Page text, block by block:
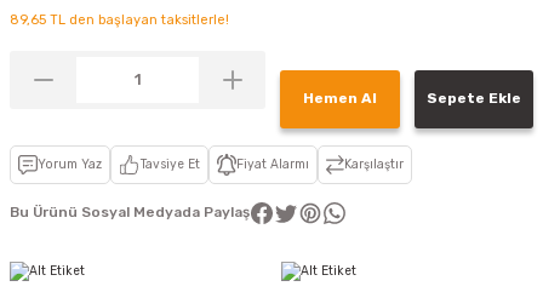
89,65 TL den başlayan taksitlerle!
Hemen Al Sepete Ekle
Yorum Yaz Tavsiye Et Fiyat Alarmı Karşılaştır
Bu Ürünü Sosyal Medyada Paylaş